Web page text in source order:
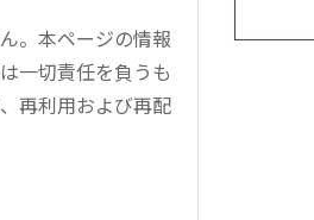
。本ページの情報
一切責任を負うも
再利用および再配